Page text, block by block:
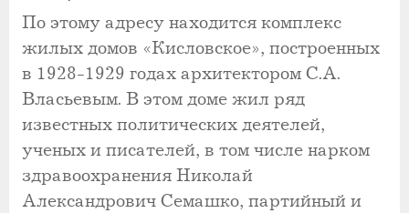
По этому адресу находится комплекс
жилых домов «Кисловское», построенных
в 1928-1929 годах архитектором С.А.
Власьевым. В этом доме жил ряд
известных политических деятелей,
ученых и писателей, в том числе нарком
здравоохранения Николай
Александрович Семашко, партийный и